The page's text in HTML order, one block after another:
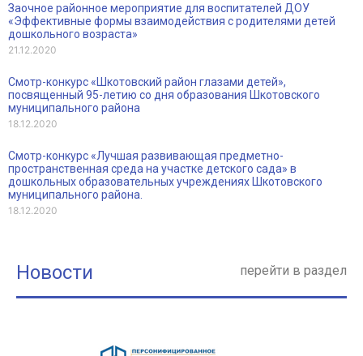
Заочное районное мероприятие для воспитателей ДОУ
«Эффективные формы взаимодействия с родителями детей
дошкольного возраста»
21.12.2020
Смотр-конкурс «Шкотовский район глазами детей»,
посвященный 95-летию со дня образования Шкотовского
муниципального района
18.12.2020
Смотр-конкурс «Лучшая развивающая предметно-
пространственная среда на участке детского сада» в
дошкольных образовательных учреждениях Шкотовского
муниципального района.
18.12.2020
Новости перейти в раздел